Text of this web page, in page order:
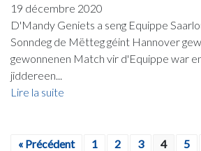
19 décembre 2020
D'Mandy Geniets a seng Equippe
Sonndeg de Mëtteg géint Hannover
gewonnenen Match vir d'Equippe war
jiddereen...
Lire la suite
« Précédent 1 2 3 4 5